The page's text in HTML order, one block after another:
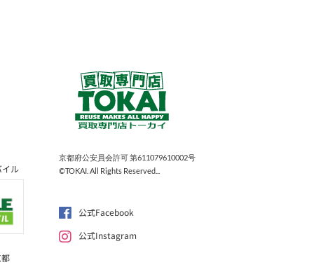
イル
京都府公安員会許可 第611079610002号
©TOKAI. All Rights Reserved...
公式Facebook
公式Instagram